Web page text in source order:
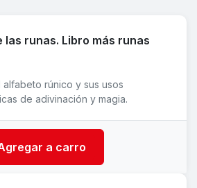
las runas. Libro más runas
rúnico y sus usos
de adivinación y magia.
a carro